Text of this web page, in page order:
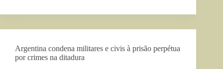
Argentina condena militares e civis à prisão perpétua
por crimes na ditadura